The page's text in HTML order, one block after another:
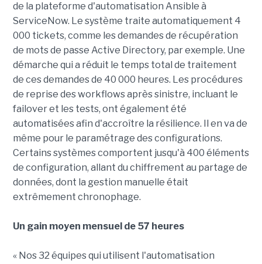
de la plateforme d'automatisation Ansible à
ServiceNow. Le système traite automatiquement 4
000 tickets, comme les demandes de récupération
de mots de passe Active Directory, par exemple. Une
démarche qui a réduit le temps total de traitement
de ces demandes de 40 000 heures. Les procédures
de reprise des workflows après sinistre, incluant le
failover et les tests, ont également été
automatisées afin d'accroître la résilience. Il en va de
même pour le paramétrage des configurations.
Certains systèmes comportent jusqu'à 400 éléments
de configuration, allant du chiffrement au partage de
données, dont la gestion manuelle était
extrêmement chronophage.
Un gain moyen mensuel de 57 heures
« Nos 32 équipes qui utilisent l'automatisation